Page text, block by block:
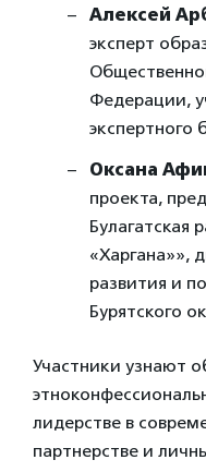
Алексей
эксперт
Федерации,
Оксана
проекта,
Булагатская
«Харгана»»,
развития и
Бурятского
Участники узнают
лидерстве в
партнерстве и